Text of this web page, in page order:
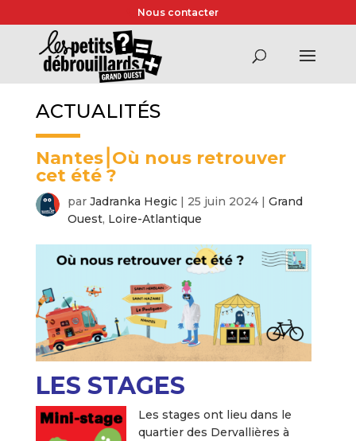
Nous contacter
ACTUALITÉS
Nantes⎮Où nous retrouver
cet été ?
par Jadranka Hegic| 25 juin 2024| Grand
Ouest, Loire-Atlantique
LES STAGES
Les stages ont lieu dans le
quartier des Dervallières à